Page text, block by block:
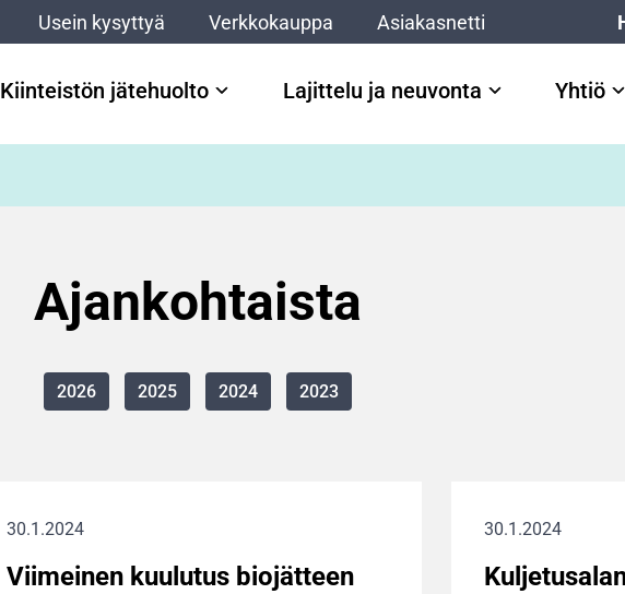
Usein kysyttyä Verkkokauppa Asiakasnetti
Kiinteistön jätehuolto Lajittelu ja neuvonta Yhtiö
Ajankohtaista
2026 2025 2024 2023
30.1.2024
Viimeinen kuulutus biojätteen
30.1.2024